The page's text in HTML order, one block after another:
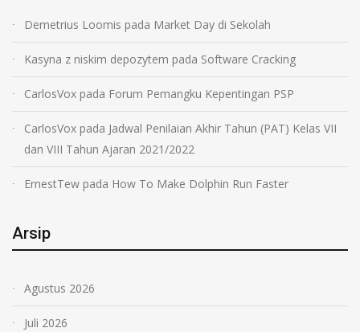
Demetrius Loomis pada Market Day di Sekolah
Kasyna z niskim depozytem pada Software Cracking
CarlosVox pada Forum Pemangku Kepentingan PSP
CarlosVox pada Jadwal Penilaian Akhir Tahun (PAT) Kelas VII
dan VIII Tahun Ajaran 2021/2022
ErnestTew pada How To Make Dolphin Run Faster
Arsip
Agustus 2026
Juli 2026